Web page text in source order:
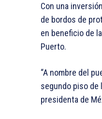
Con una
de bordos de
en beneficio de
Puerto.
“A nombre del
segundo piso de
presidenta de